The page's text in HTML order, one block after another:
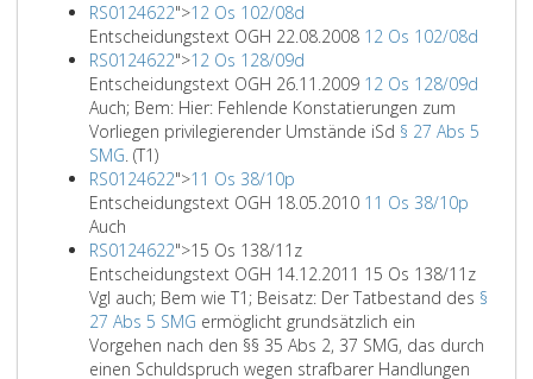
RS0124622">12 Os 102/08d
Entscheidungstext OGH 22.08.2008 12 Os 102/08d
RS0124622">12 Os 128/09d
Entscheidungstext OGH 26.11.2009 12 Os 128/09d
Auch; Bem: Hier: Fehlende Konstatierungen zum
Vorliegen privilegierender Umstände iSd § 27 Abs 5
SMG. (T1)
RS0124622">11 Os 38/10p
Entscheidungstext OGH 18.05.2010 11 Os 38/10p
Auch
RS0124622">15 Os 138/11z
Entscheidungstext OGH 14.12.2011 15 Os 138/11z
Vgl auch; Bem wie T1; Beisatz: Der Tatbestand des §
27 Abs 5 SMG ermöglicht grundsätzlich ein
Vorgehen nach den §§ 35 Abs 2, 37 SMG, das durch
einen Schuldspruch wegen strafbarer Handlungen